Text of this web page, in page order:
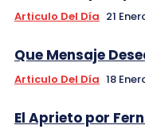
Articulo Del Día 21
Que Mensaje
Articulo Del Día 18
El Aprieto por